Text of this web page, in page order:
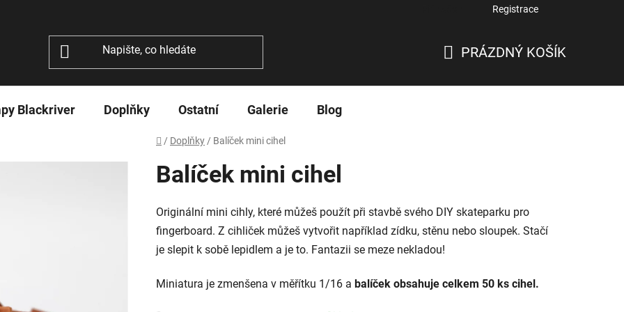
Registrace
PRÁZDNÝ KOŠÍK
Blackriver Doplňky Ostatní Galerie Blog
Domů
/ Doplňky / Balíček mini cihel
Balíček mini cihel
Originální mini cihly, které můžeš použít při stavbě svého DIY skateparku pro
fingerboard. Z cihliček můžeš vytvořit například zídku, stěnu nebo sloupek. Stačí
je slepit k sobě lepidlem a je to. Fantazii se meze nekladou!
Miniatura je zmenšena v měřítku 1/16 a balíček obsahuje celkem 50 ks cihel.